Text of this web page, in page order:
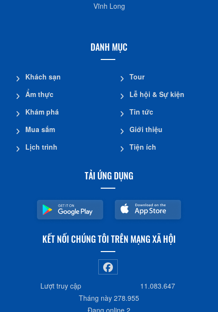
Vĩnh Long
DANH MỤC
Khách sạn
Ẩm thực
Khám phá
Mua sắm
Lịch trình
Tour
Lễ hội & Sự kiện
Tin tức
Giới thiệu
Tiện ích
TẢI ỨNG DỤNG
KẾT NỐI CHÚNG TÔI TRÊN MẠNG XÃ HỘI
Lượt truy cập
11.083.647
Tháng này 278.955
Đang online 2